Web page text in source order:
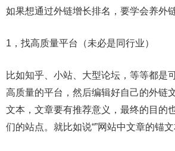
如果想通过外链增长排名，要学会养外链
1，找高质量平台（未必是同行业）
比如知乎、小站、大型论坛，等等都是
高质量的平台，然后编辑好自己的外链
文本，文章要有推荐意义，最终的目的
们的站点。就比如说“”网站中文章的锚文